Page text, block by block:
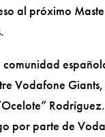
al próximo
Vodafone
por parte de